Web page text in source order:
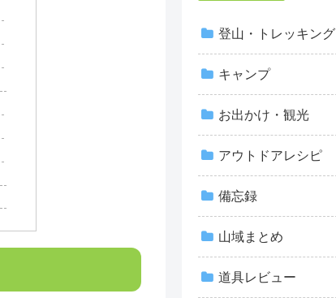
登山・トレッキング
キャンプ
お出かけ・観光
アウトドアレシピ
備忘録
山域まとめ
道具レビュー